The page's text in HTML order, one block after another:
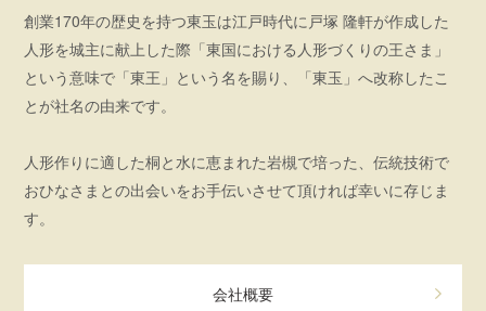
創業170年の歴史を持つ東玉は江戸時代に戸塚 隆軒が作成した
人形を城主に献上した際「東国における人形づくりの王さま」
という意味で「東王」という名を賜り、「東玉」へ改称したこ
とが社名の由来です。
人形作りに適した桐と水に恵まれた岩槻で培った、伝統技術で
おひなさまとの出会いをお手伝いさせて頂ければ幸いに存じま
す。
会社概要